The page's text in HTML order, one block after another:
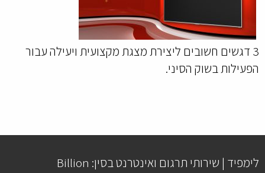
3 דגשים חשובים ליצירת מצגת מקצועית ויעילה עבור
הפעילות בשוק הסיני.
לימפיד | שירותי תרגום ואינטרנט בסין: Billion